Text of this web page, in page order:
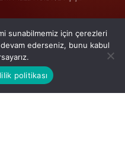
sunabilmemiz için çerezleri
ederseniz, bunu kabul
politikası